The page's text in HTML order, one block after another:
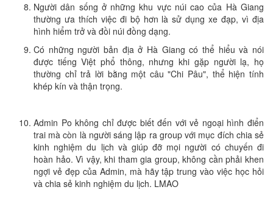
Người dân sống ở những khu vực núi cao của Hà Giang
thường ưa thích việc đi bộ hơn là sử dụng xe đạp, vì địa
hình hiểm trở và đồi núi đồng dạng.
Có những người bản địa ở Hà Giang có thể hiểu và nói
được tiếng Việt phổ thông, nhưng khi gặp người lạ, họ
thường chỉ trả lời bằng một câu "Chi Pâu", thể hiện tính
khép kín và thận trọng.
Admin Po không chỉ được biết đến với vẻ ngoại hình điển
trai mà còn là người sáng lập ra group với mục đích chia sẻ
kinh nghiệm du lịch và giúp đỡ mọi người có chuyến đi
hoàn hảo. Vì vậy, khi tham gia group, không cần phải khen
ngợi vẻ đẹp của Admin, mà hãy tập trung vào việc học hỏi
và chia sẻ kinh nghiệm du lịch. LMAO